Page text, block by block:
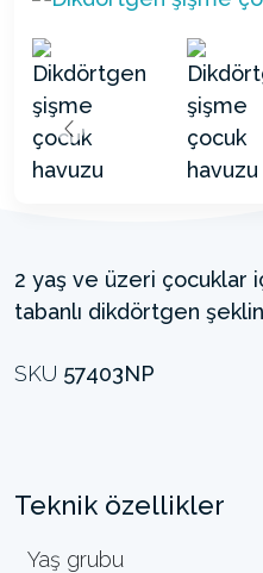
2 yaş ve üzeri çocuklar
tabanlı dikdörtgen
SKU 57403NP
Teknik özellikler
Yaş grubu